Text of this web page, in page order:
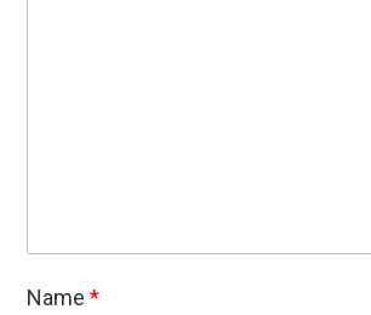
Name*